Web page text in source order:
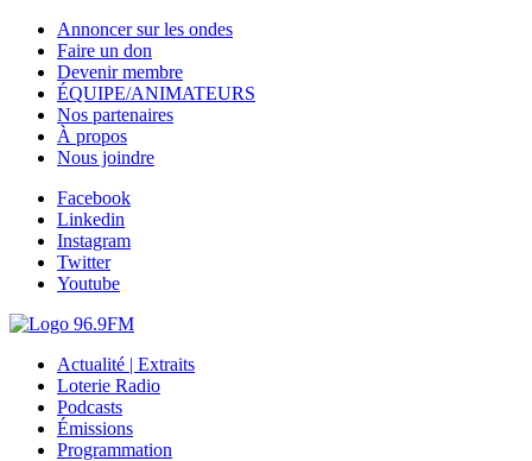
Annoncer sur les ondes
Faire un don
Devenir membre
ÉQUIPE/ANIMATEURS
Nos partenaires
À propos
Nous joindre
Facebook
Linkedin
Instagram
Twitter
Youtube
Actualité | Extraits
Loterie Radio
Podcasts
Émissions
Programmation